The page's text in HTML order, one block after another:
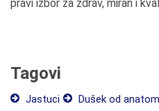
pravi izbor za zdrav, miran i
Tagovi
Jastuci
Dušek od